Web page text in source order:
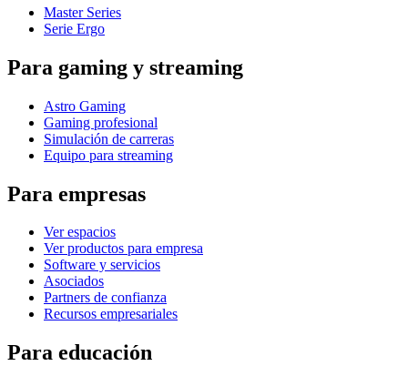
Master Series
Serie Ergo
Para gaming y streaming
Astro Gaming
Gaming profesional
Simulación de carreras
Equipo para streaming
Para empresas
Ver espacios
Ver productos para empresa
Software y servicios
Asociados
Partners de confianza
Recursos empresariales
Para educación